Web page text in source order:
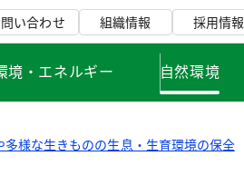
い合わせ 組織情報 採用情報
境・エネルギー 自然環境
多様な生きものの生息・生育環境の保全